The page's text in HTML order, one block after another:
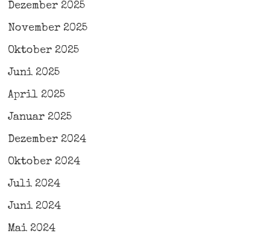
Dezember 2025
November 2025
Oktober 2025
Juni 2025
April 2025
Januar 2025
Dezember 2024
Oktober 2024
Juli 2024
Juni 2024
Mai 2024